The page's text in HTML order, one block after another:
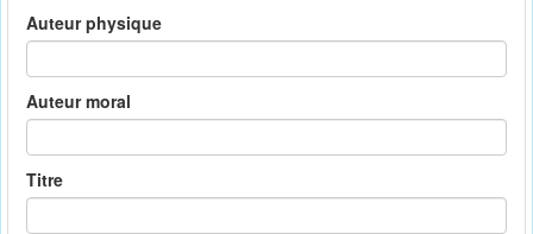
Auteur physique
Auteur moral
Titre